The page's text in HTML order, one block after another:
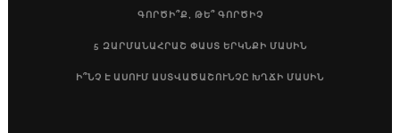
ԳՈՐԾԻ՞Ք, ԹԵ՞ ԳՈՐԾԻՉ
5 ԶԱՐՄԱՆԱՀՐԱՇ ՓԱՍՏ ԵՐԿՆՔԻ ՄԱՍԻՆ
Ի՞ՆՉ Է ԱՍՈՒՄ ԱՍՏՎԱԾԱՇՈՒՆՉԸ ԽՂՃԻ ՄԱՍԻՆ